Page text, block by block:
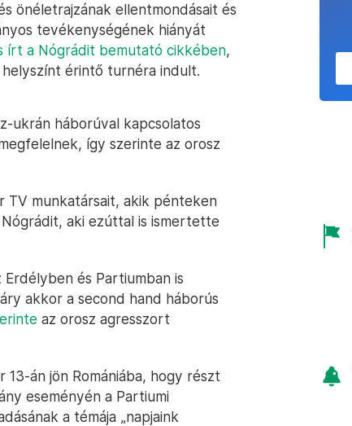
önéletrajzának ellentmondásait és
tevékenységének hiányát
írt a Nógrádit bemutató cikkében,
érintő turnéra indult.
ukrán háborúval kapcsolatos
így szerinte az orosz
TV munkatársait, akik pénteken
Nógrádit, aki ezúttal is ismertette
és Partiumban is
akkor a second hand háborús
az orosz agresszort
án jön Romániába, hogy részt
eseményén a Partiumi
a témája „napjaink